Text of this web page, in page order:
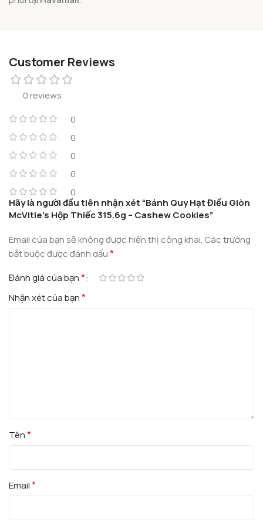
Customer Reviews
0 reviews
0
0
0
0
0
Hãy là người đầu tiên nhận xét “Bánh Quy Hạt Điều Giòn
McVitie’s Hộp Thiếc 315.6g – Cashew Cookies”
Email của bạn sẽ không được hiển thị công khai. Các trường
bắt buộc được đánh dấu*
Đánh giá của bạn*
Nhận xét của bạn*
Tên*
Email*